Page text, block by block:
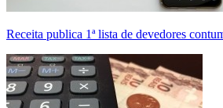
Receita publica 1ª lista de devedores